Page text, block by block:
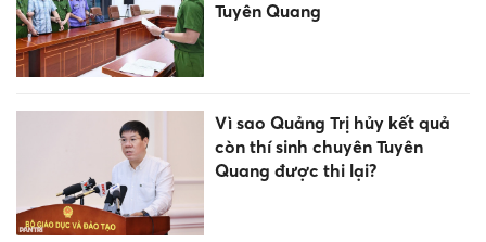
Tuyên Quang
Vì sao Quảng Trị hủy kết quả
còn thí sinh chuyên Tuyên
Quang được thi lại?